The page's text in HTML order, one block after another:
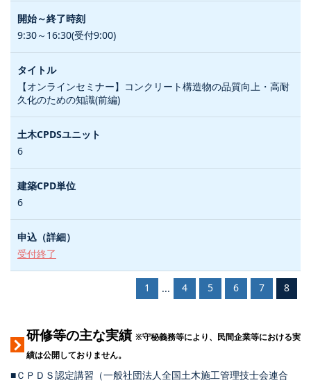
9:30～16:30(受付9:00)
【オンラインセミナー】コンクリート構造物の品質向上・高耐
久化のための知識(前編)
6
6
受付終了
1 ... 4 5 6 7 8
研修等の主な実績 ※守秘義務等により、民間企業等における実
績は公開しておりません。
■ＣＰＤＳ認定講習（一般社団法人全国土木施工管理技士会連合